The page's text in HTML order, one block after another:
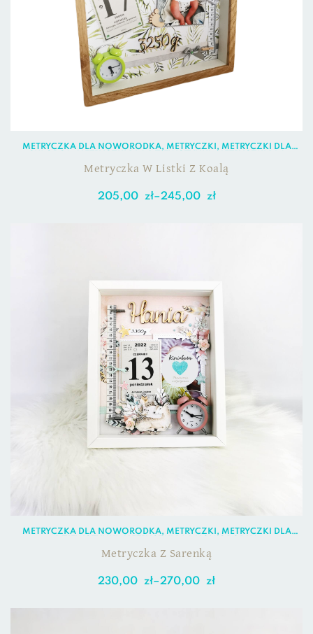
METRYCZKA DLA NOWORODKA, METRYCZKI , METRYCZKI DLA
NOWORODKA
Metryczka W Listki Z Koalą
205,00 zł–245,00 zł
METRYCZKA DLA NOWORODKA, METRYCZKI , METRYCZKI DLA
Metryczka Z Sarenką
230,00 zł–270,00 zł